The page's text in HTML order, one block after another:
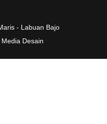
- Labuan Bajo
Desain